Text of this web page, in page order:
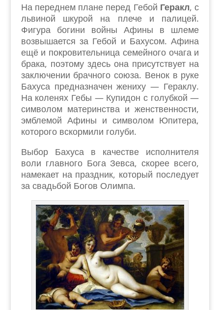
На переднем плане перед Гебой Геракл, с
львиной шкурой на плече и палицей.
Фигура богини войны Афины в шлеме
возвышается за Гебой и Бахусом. Афина
ещё и покровительница семейного очага и
брака, поэтому здесь она присутствует на
заключении брачного союза. Венок в руке
Бахуса предназначен жениху — Гераклу.
На коленях Гебы — Купидон с голубкой —
символом материнства и женственности,
эмблемой Афины и символом Юпитера,
которого вскормили голуби.
Выбор Бахуса в качестве исполнителя
воли главного Бога Зевса, скорее всего,
намекает на праздник, который последует
за свадьбой Богов Олимпа.